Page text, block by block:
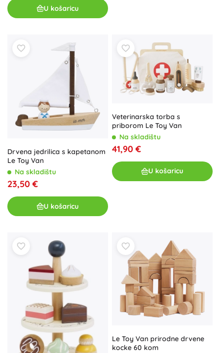
U košaricu
Drvena jedrilica s kapetanom
Le Toy Van
Na skladištu
23,50 €
U košaricu
Veterinarska torba s
priborom Le Toy Van
Na skladištu
41,90 €
U košaricu
Le Toy Van prirodne drvene
kocke 60 kom